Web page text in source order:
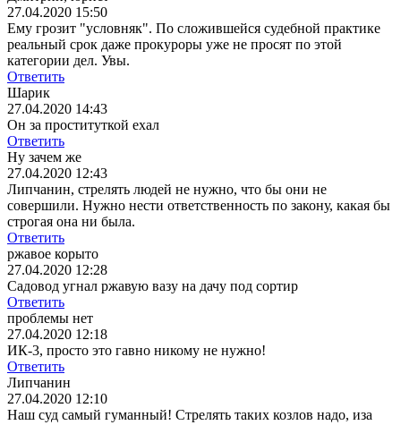
27.04.2020 15:50
Ему грозит "условняк". По сложившейся судебной практике
реальный срок даже прокуроры уже не просят по этой
категории дел. Увы.
Ответить
Шарик
27.04.2020 14:43
Он за проституткой ехал
Ответить
Ну зачем же
27.04.2020 12:43
Липчанин, стрелять людей не нужно, что бы они не
совершили. Нужно нести ответственность по закону, какая бы
строгая она ни была.
Ответить
ржавое корыто
27.04.2020 12:28
Садовод угнал ржавую вазу на дачу под сортир
Ответить
проблемы нет
27.04.2020 12:18
ИК-3, просто это гавно никому не нужно!
Ответить
Липчанин
27.04.2020 12:10
Наш суд самый гуманный! Стрелять таких козлов надо, иза